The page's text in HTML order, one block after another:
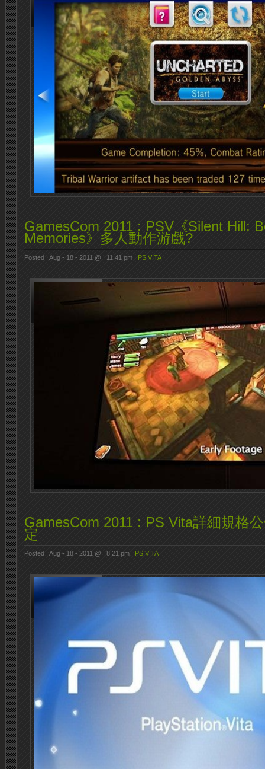
GamesCom 2011 : PSV《Silent Hill:
Memories》多人動作游戲?
Posted : Aug - 18 - 2011 @ : 11:41 pm | PS VITA
GamesCom 2011 : PS Vita詳細規格
定
Posted : Aug - 18 - 2011 @ : 8:21 pm | PS VITA